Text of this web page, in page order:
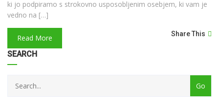
ki jo podpiramo s strokovno usposobljenim osebjem, ki vam je
vedno na […]
Read More Share This
SEARCH
category
with